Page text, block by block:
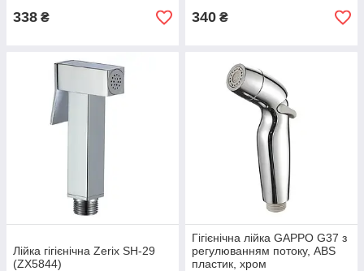
338 ₴ 340 ₴
Лійка гігієнічна Zerix SH-29
(ZX5844)
Гігієнічна лійка GAPPO G37 з
регулюванням потоку, ABS
пластик, хром